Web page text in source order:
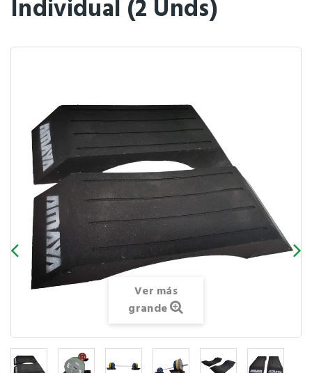
Individual (2 Unds)
Ver más
grande